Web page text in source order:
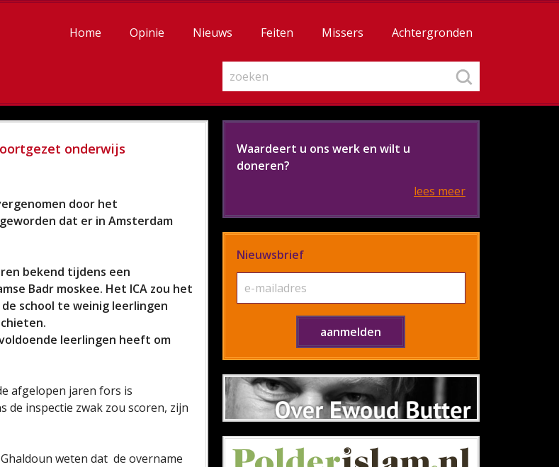
Home Opinie Nieuws Feiten Missers Achtergronden
onderwijs
door het
dat er in Amsterdam
bekend tijdens een
Badr moskee. Het ICA zou het
school te weinig leerlingen
leerlingen heeft om
afgelopen jaren fors is
de inspectie zwak zou scoren, zijn
weten dat de overname
Waardeert u ons werk en wilt u
doneren?
lees meer
Nieuwsbrief